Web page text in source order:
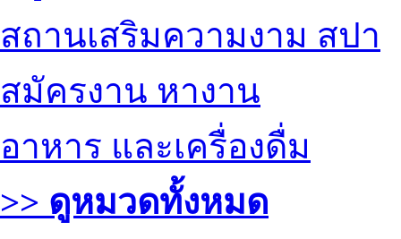
สถานเสริมความงาม สปา
สมัครงาน หางาน
อาหาร และเครื่องดื่ม
>> ดูหมวดทั้งหมด